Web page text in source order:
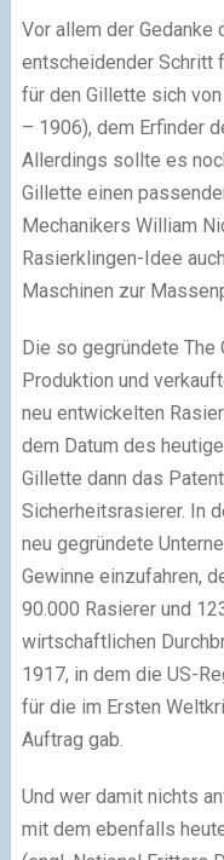
Vor allem der
entscheidender Schritt
für den Gillette sich
– 1906), dem Erfinder
Allerdings sollte es
Gillette einen
Mechanikers William
Rasierklingen-Idee
Maschinen zur
Die so gegründete The
Produktion und
neu entwickelten
dem Datum des
Gillette dann das
Sicherheitsrasierer. In
neu gegründete
Gewinne einzufahren,
90.000 Rasierer und
wirtschaftlichen
1917, in dem die US-
für die im Ersten
Auftrag gab.
Und wer damit nichts
mit dem ebenfalls